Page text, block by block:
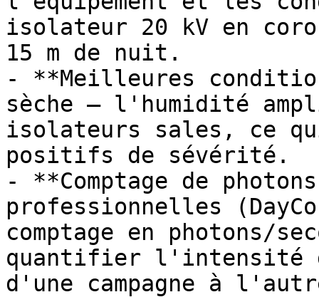
isolateur 20 kV en
15 m de nuit.
- **Meilleures
sèche — l'humidité
isolateurs sales, ce
positifs de sévérité.
- **Comptage de
professionnelles
comptage en photons/
quantifier l'intensité
d'une campagne à